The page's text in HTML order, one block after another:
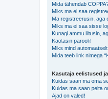
Mida tähendab
Miks ma ei saa
Ma registreerusin, aga
Miks ma ei saa sisse
Kunagi ammu liitusin,
Kaotasin parooli!
Miks mind
Mida teeb link nimega
Kasutaja eelistused
Kuidas saan ma oma
Kuidas ma saan peita
Ajad on valed!